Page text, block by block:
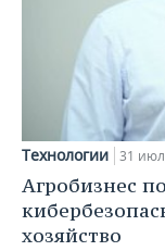
Технологии 31
Агробизнес
хозяйство